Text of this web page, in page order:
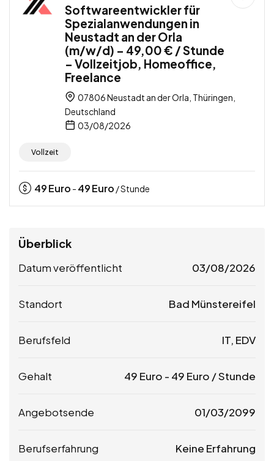
Softwareentwickler für
Spezialanwendungen in
Neustadt an der Orla
(m/w/d) – 49,00 € / Stunde
– Vollzeitjob, Homeoffice,
Freelance
07806 Neustadt an der Orla, Thüringen,
Deutschland
03/08/2026
Vollzeit
49Euro - 49Euro / Stunde
Überblick
Datum veröffentlicht 03/08/2026
Standort Bad Münstereifel
Berufsfeld IT, EDV
Gehalt 49 Euro - 49 Euro / Stunde
Angebotsende 01/03/2099
Berufserfahrung Keine Erfahrung